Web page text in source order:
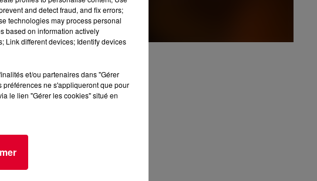
ANTHP
and detect fraud, and fix errors;
technologies may process personal
based on information actively
Link different devices; Identify devices
et/ou partenaires dans "Gérer
préférences ne s'appliqueront que pour
le lien "Gérer les cookies" situé en